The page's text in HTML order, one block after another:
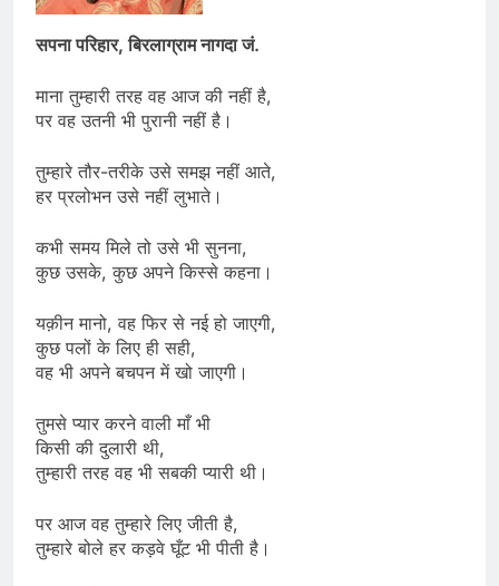
सपना परिहार, बिरलाग्राम नागदा जं.
माना तुम्हारी तरह वह आज की नहीं है,
पर वह उतनी भी पुरानी नहीं है।
तुम्हारे तौर-तरीके उसे समझ नहीं आते,
हर प्रलोभन उसे नहीं लुभाते।
कभी समय मिले तो उसे भी सुनना,
कुछ उसके, कुछ अपने किस्से कहना।
यक़ीन मानो, वह फिर से नई हो जाएगी,
कुछ पलों के लिए ही सही,
वह भी अपने बचपन में खो जाएगी।
तुमसे प्यार करने वाली माँ भी
किसी की दुलारी थी,
तुम्हारी तरह वह भी सबकी प्यारी थी।
पर आज वह तुम्हारे लिए जीती है,
तुम्हारे बोले हर कड़वे घूँट भी पीती है।